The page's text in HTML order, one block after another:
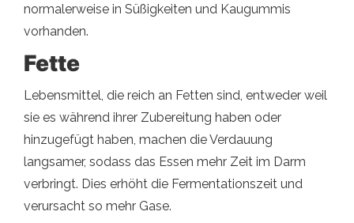
normalerweise in Süßigkeiten und Kaugummis
vorhanden.
Fette
Lebensmittel, die reich an Fetten sind, entweder weil
sie es während ihrer Zubereitung haben oder
hinzugefügt haben, machen die Verdauung
langsamer, sodass das Essen mehr Zeit im Darm
verbringt. Dies erhöht die Fermentationszeit und
verursacht so mehr Gase.